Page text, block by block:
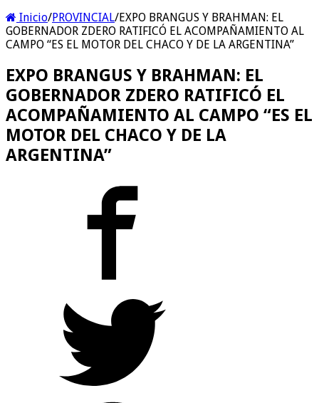
Inicio/PROVINCIAL/EXPO BRANGUS Y BRAHMAN: EL
GOBERNADOR ZDERO RATIFICÓ EL ACOMPAÑAMIENTO AL
CAMPO “ES EL MOTOR DEL CHACO Y DE LA ARGENTINA”
EXPO BRANGUS Y BRAHMAN: EL
GOBERNADOR ZDERO RATIFICÓ EL
ACOMPAÑAMIENTO AL CAMPO “ES EL
MOTOR DEL CHACO Y DE LA
ARGENTINA”